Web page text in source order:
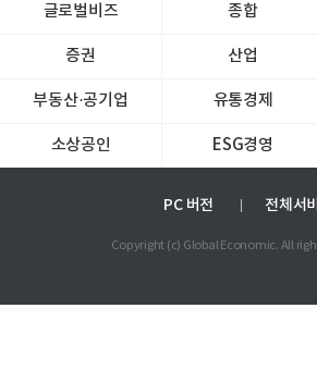
글로벌비즈 종합
증권 산업
부동산·공기업 유통경제
소상공인 ESG경영
PC 버전 전체서
Copyright (c) Global Economic. All